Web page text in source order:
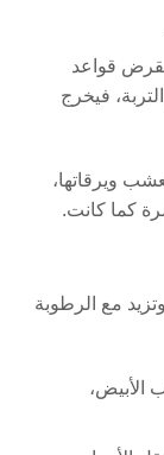
قواعد
فيخرج
ويرقاتها،
كما كانت.
مع الرطوبة
الأبيض،